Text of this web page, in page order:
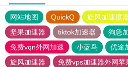
网站地图 QuickQ 旋风加速度
坚果加速器
tiktok加速器
狗急
免费vqn外网加速
小蓝鸟 优途
旋风加速器
免费vps加速器外网苹